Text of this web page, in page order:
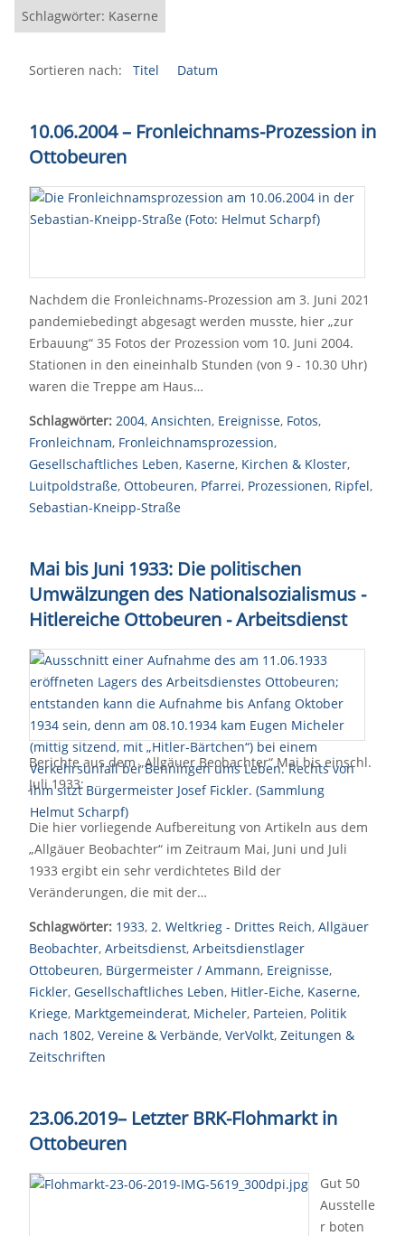
Schlagwörter: Kaserne
Sortieren nach: Titel Datum
10.06.2004 – Fronleichnams-Prozession in
Ottobeuren
Nachdem die Fronleichnams-Prozession am 3. Juni 2021
pandemiebedingt abgesagt werden musste, hier „zur
Erbauung“ 35 Fotos der Prozession vom 10. Juni 2004.
Stationen in den eineinhalb Stunden (von 9 - 10.30 Uhr)
waren die Treppe am Haus…
Schlagwörter: 2004, Ansichten, Ereignisse, Fotos,
Fronleichnam, Fronleichnamsprozession,
Gesellschaftliches Leben, Kaserne, Kirchen & Kloster,
Luitpoldstraße, Ottobeuren, Pfarrei, Prozessionen, Ripfel,
Sebastian-Kneipp-Straße
Mai bis Juni 1933: Die politischen
Umwälzungen des Nationalsozialismus -
Hitlereiche Ottobeuren - Arbeitsdienst
Berichte aus dem „Allgäuer Beobachter“ Mai bis einschl.
Juli 1933:
Die hier vorliegende Aufbereitung von Artikeln aus dem
„Allgäuer Beobachter“ im Zeitraum Mai, Juni und Juli
1933 ergibt ein sehr verdichtetes Bild der
Veränderungen, die mit der…
Schlagwörter: 1933, 2. Weltkrieg - Drittes Reich, Allgäuer
Beobachter, Arbeitsdienst, Arbeitsdienstlager
Ottobeuren, Bürgermeister / Ammann, Ereignisse,
Fickler, Gesellschaftliches Leben, Hitler-Eiche, Kaserne,
Kriege, Marktgemeinderat, Micheler, Parteien, Politik
nach 1802, Vereine & Verbände, VerVolkt, Zeitungen &
Zeitschriften
23.06.2019– Letzter BRK-Flohmarkt in
Ottobeuren
Gut 50
Ausstelle
r boten